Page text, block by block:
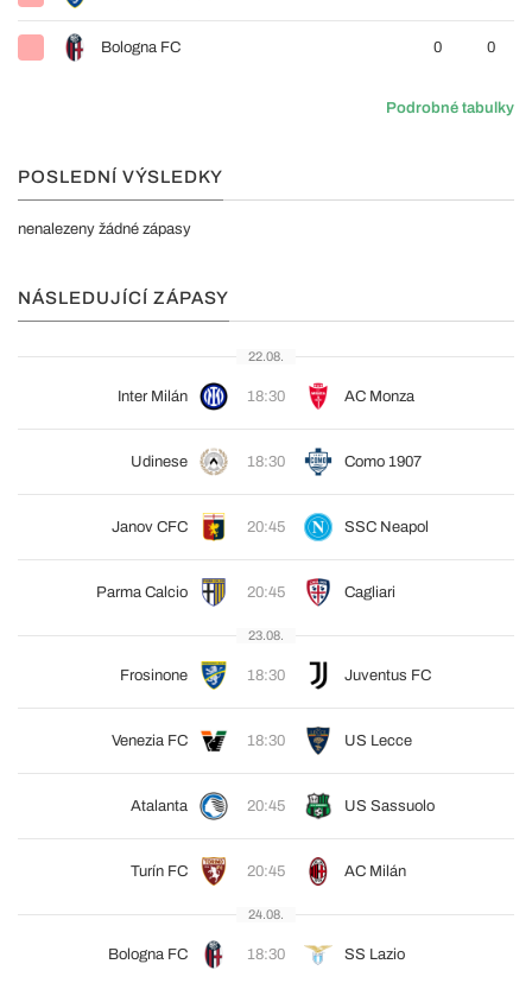
Bologna FC 0 0
Podrobné tabulky
POSLEDNÍ VÝSLEDKY
nenalezeny žádné zápasy
NÁSLEDUJÍCÍ ZÁPASY
22.08.
Inter Milán 18:30 AC Monza
Udinese 18:30 Como 1907
Janov CFC 20:45 SSC Neapol
Parma Calcio 20:45 Cagliari
23.08.
Frosinone 18:30 Juventus FC
Venezia FC 18:30 US Lecce
Atalanta 20:45 US Sassuolo
Turín FC 20:45 AC Milán
24.08.
Bologna FC 18:30 SS Lazio